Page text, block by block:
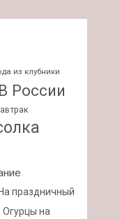
из клубники
В России
На праздничный
Огурцы на